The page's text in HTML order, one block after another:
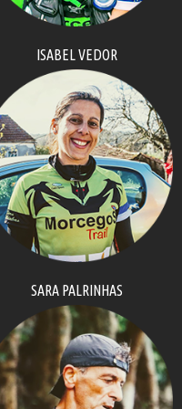
ISABEL VEDOR
SARA PALRINHAS